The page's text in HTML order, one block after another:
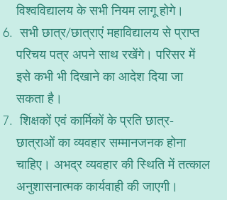
विश्वविद्यालय के सभी नियम लागू होगे।
सभी छात्र/छात्राएं महाविद्यालय से प्राप्त
परिचय पत्र अपने साथ रखेंगे। परिसर में
इसे कभी भी दिखाने का आदेश दिया जा
सकता है।
शिक्षकों एवं कार्मिकों के प्रति छात्र-
छात्राओं का व्यवहार सम्मानजनक होना
चाहिए। अभद्र व्यवहार की स्थिति में तत्काल
अनुशासनात्मक कार्यवाही की जाएगी।